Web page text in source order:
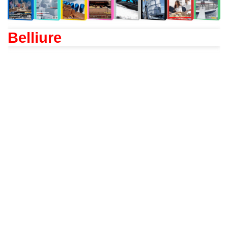
Belliure